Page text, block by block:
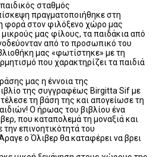
σταθμός
πραγματοποιήθηκε στη
φορά στον φιλόξενο χώρο μας
μας φίλους, τα παιδάκια από
από το προσωπικό του
μας «φωτίστηκε» με τη
που χαρακτηρίζει τα παιδιά
μας η έννοια της
της συγγραφέως Birgitta Sif με
τη βάση της και απογείωσε τη
Ο ήρωας του βιβλίου ένα
που καταπολεμά τη μοναξιά και
επινοητικότητά του
ο Όλιβερ θα καταφέρει να βρει